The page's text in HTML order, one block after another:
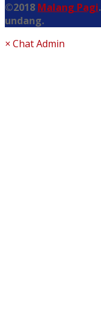
©2018 Malang Pagi
undang.
×Chat Admin